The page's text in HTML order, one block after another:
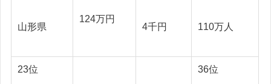
山形県
124万円
4千円 110万人
23位 36位